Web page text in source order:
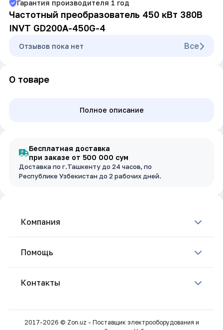
Гарантия производителя 1 год
Частотный преобразователь 450 кВт 380В
INVT GD200A-450G-4
Oтзывов пока нет Все
О товаре
Полное описание
Бесплатная доставка
при заказе от 500 000 сум
Доставка по г.Ташкенту до 24 часов, по
Республике Узбекистан до 2 рабочих дней.
Компания
Помощь
Контакты
2017-2026 © Zon.uz - Поставщик электрооборудования и